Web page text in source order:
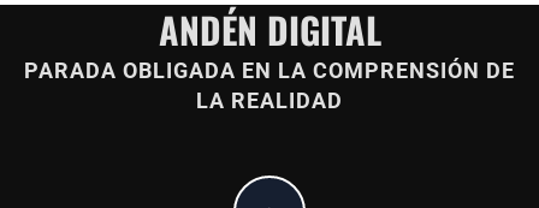
ANDÉN DIGITAL
PARADA OBLIGADA EN LA COMPRENSIÓN DE
LA REALIDAD